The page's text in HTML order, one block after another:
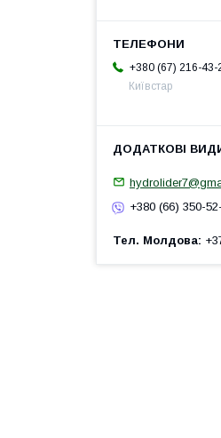
+380 (67) 216-43-
Київстар
+380 (66) 350-
Тел. Молдова